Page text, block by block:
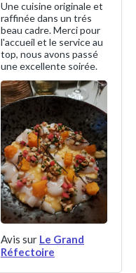
Une cuisine originale et
raffinée dans un trés
beau cadre. Merci pour
l'accueil et le service au
top, nous avons passé
une excellente soirée.
Avis sur Le Grand
Réfectoire